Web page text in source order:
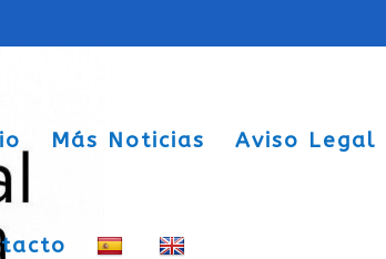
Más Noticias Aviso Legal